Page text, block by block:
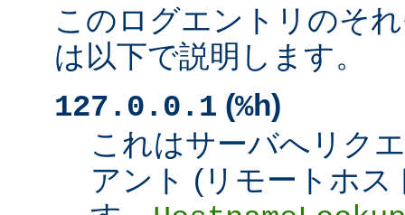
このログエントリのそ
は以下で説明します。
127.0.0.1 (%h)
これはサーバへリク
アント (リモートホ